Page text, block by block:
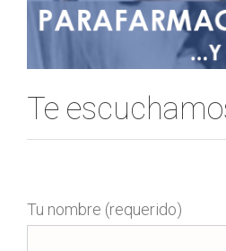
Te
Tu nombre (requerido)